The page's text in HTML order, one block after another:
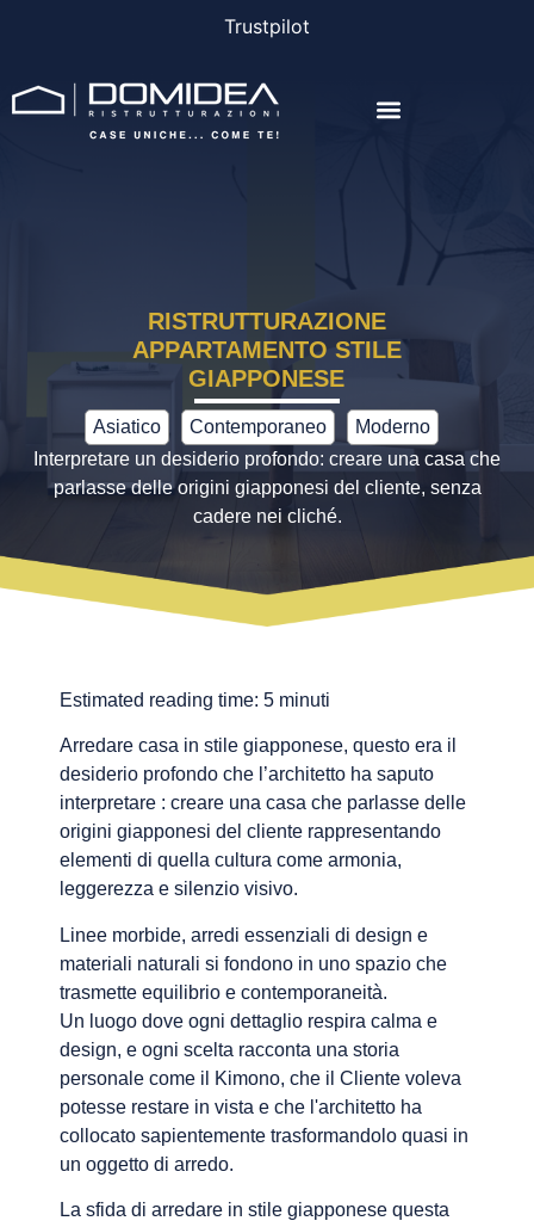
Trustpilot
RISTRUTTURAZIONE
APPARTAMENTO STILE
GIAPPONESE
Asiatico Contemporaneo
Moderno
Interpretare un desiderio profondo: creare una casa che
parlasse delle origini giapponesi del cliente, senza
cadere nei cliché.
Estimated reading time: 5 minuti
Arredare casa in stile giapponese, questo era il
desiderio profondo che l’architetto ha saputo
interpretare : creare una casa che parlasse delle
origini giapponesi del cliente rappresentando
elementi di quella cultura come armonia,
leggerezza e silenzio visivo.
Linee morbide, arredi essenziali di design e
materiali naturali si fondono in uno spazio che
trasmette equilibrio e contemporaneità.
Un luogo dove ogni dettaglio respira calma e
design, e ogni scelta racconta una storia
personale come il Kimono, che il Cliente voleva
potesse restare in vista e che l'architetto ha
collocato sapientemente trasformandolo quasi in
un oggetto di arredo.
La sfida di arredare in stile giapponese questa